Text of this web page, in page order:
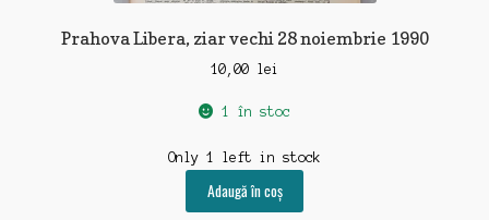
Prahova Libera, ziar vechi 28 noiembrie 1990
10,00 lei
1 în stoc
Only 1 left in stock
Adaugă în coș